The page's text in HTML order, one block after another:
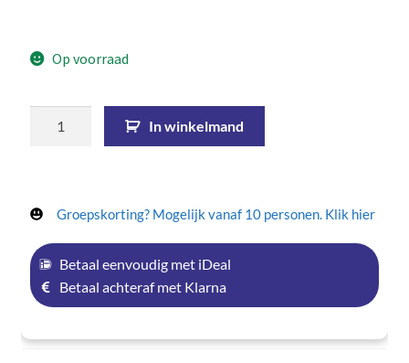
Op voorraad
In winkelmand
Groepskorting? Mogelijk vanaf 10 personen. Klik hier
Betaal eenvoudig met iDeal
Betaal achteraf met Klarna